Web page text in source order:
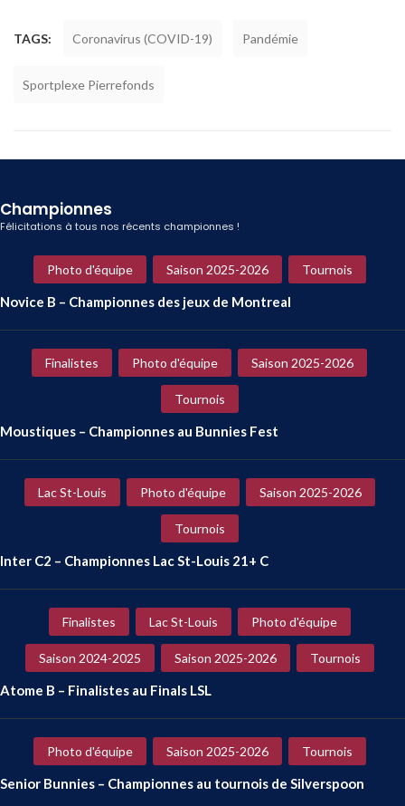
TAGS: Coronavirus (COVID-19) Pandémie
Sportplexe Pierrefonds
Championnes
Félicitations à tous nos récents championnes !
Photo d'équipe Saison 2025-2026 Tournois
Novice B – Championnes des jeux de Montreal
Finalistes Photo d'équipe Saison 2025-2026
Tournois
Moustiques – Championnes au Bunnies Fest
Lac St-Louis Photo d'équipe Saison 2025-2026
Tournois
Inter C2 – Championnes Lac St-Louis 21+ C
Finalistes Lac St-Louis Photo d'équipe
Saison 2024-2025 Saison 2025-2026 Tournois
Atome B – Finalistes au Finals LSL
Photo d'équipe Saison 2025-2026 Tournois
Senior Bunnies – Championnes au tournois de Silverspoon